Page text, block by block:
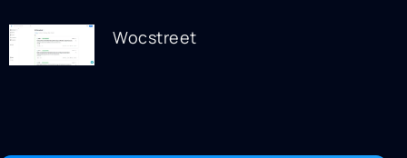
Wocstreet